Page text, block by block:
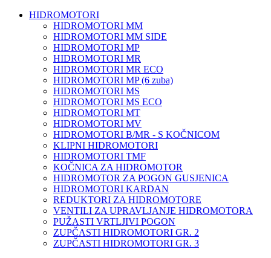
HIDROMOTORI
HIDROMOTORI MM
HIDROMOTORI MM SIDE
HIDROMOTORI MP
HIDROMOTORI MR
HIDROMOTORI MR ECO
HIDROMOTORI MP (6 zuba)
HIDROMOTORI MS
HIDROMOTORI MS ECO
HIDROMOTORI MT
HIDROMOTORI MV
HIDROMOTORI B/MR - S KOČNICOM
KLIPNI HIDROMOTORI
HIDROMOTORI TMF
KOČNICA ZA HIDROMOTOR
HIDROMOTOR ZA POGON GUSJENICA
HIDROMOTORI KARDAN
REDUKTORI ZA HIDROMOTORE
VENTILI ZA UPRAVLJANJE HIDROMOTORA
PUŽASTI VRTLJIVI POGON
ZUPČASTI HIDROMOTORI GR. 2
ZUPČASTI HIDROMOTORI GR. 3